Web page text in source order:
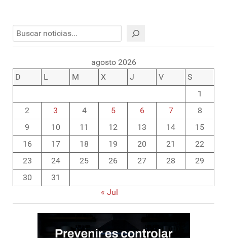
Buscar
agosto 2026
D
L M X J V
S
1
2
3 4 5 6 7
8
9
10 11 12 13 14
15
16
17 18 19 20 21
22
23
24 25 26 27 28
29
30
31
« Jul